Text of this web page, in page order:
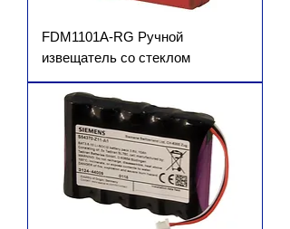
FDM1101A-RG Ручной
извещатель со стеклом